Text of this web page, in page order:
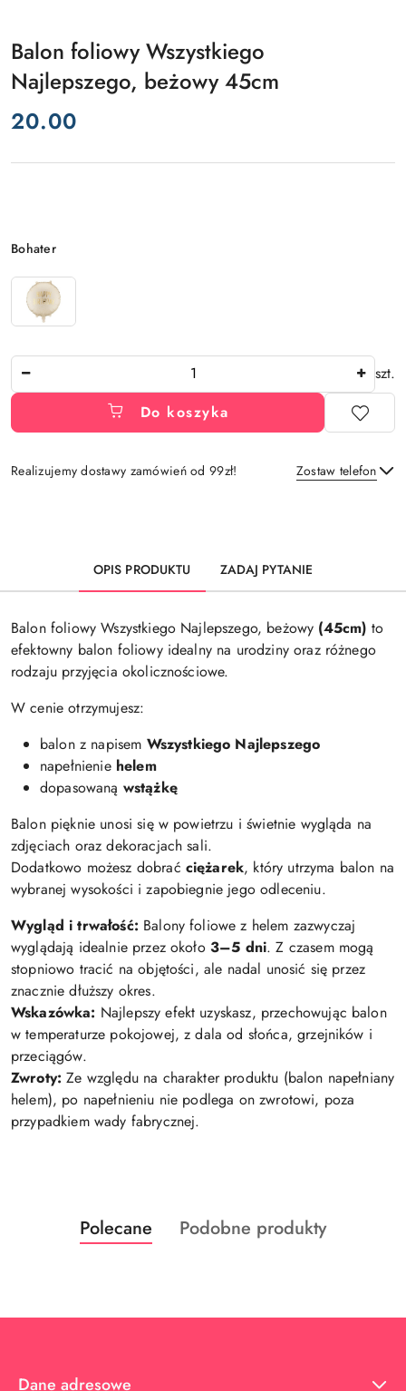
Balon foliowy Wszystkiego
Najlepszego, beżowy 45cm
cena:
20.00
Wariant
Bohater
szt.
Do koszyka
Realizujemy dostawy zamówień od 99zł! Zostaw telefon
OPIS PRODUKTU ZADAJ PYTANIE
Balon foliowy Wszystkiego Najlepszego, beżowy (45cm) to
efektowny balon foliowy idealny na urodziny oraz różnego
rodzaju przyjęcia okolicznościowe.
W cenie otrzymujesz:
balon z napisem Wszystkiego Najlepszego
napełnienie helem
dopasowaną wstążkę
Balon pięknie unosi się w powietrzu i świetnie wygląda na
zdjęciach oraz dekoracjach sali.
Dodatkowo możesz dobrać ciężarek, który utrzyma balon na
wybranej wysokości i zapobiegnie jego odleceniu.
Wygląd i trwałość: Balony foliowe z helem zazwyczaj
wyglądają idealnie przez około 3–5 dni. Z czasem mogą
stopniowo tracić na objętości, ale nadal unosić się przez
znacznie dłuższy okres.
Wskazówka: Najlepszy efekt uzyskasz, przechowując balon
w temperaturze pokojowej, z dala od słońca, grzejników i
przeciągów.
Zwroty: Ze względu na charakter produktu (balon napełniany
helem), po napełnieniu nie podlega on zwrotowi, poza
przypadkiem wady fabrycznej.
Pomiń karuzelę produktów
Produkty
o
Polecane
Produkty
Podobne produkty
Dane adresowe